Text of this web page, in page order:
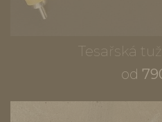
Tesařská
od